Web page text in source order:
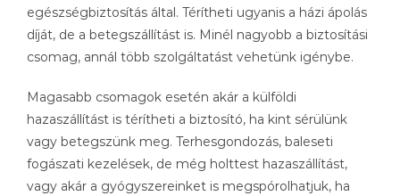
egészségbiztosítás által. Térítheti ugyanis a házi ápolás
díját, de a betegszállítást is. Minél nagyobb a biztosítási
csomag, annál több szolgáltatást vehetünk igénybe.
Magasabb csomagok esetén akár a külföldi
hazaszállítást is térítheti a biztosító, ha kint sérülünk
vagy betegszünk meg. Terhesgondozás, baleseti
fogászati kezelések, de még holttest hazaszállítást,
vagy akár a gyógyszereinket is megspórolhatjuk, ha